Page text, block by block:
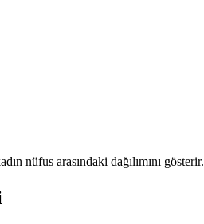
nüfus arasındaki dağılımını gösterir.